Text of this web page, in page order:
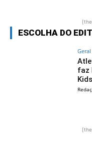
ESCOLHA DO
Geral
faz